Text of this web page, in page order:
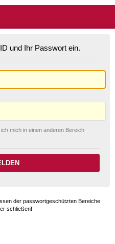
und Ihr Passwort ein.
mich in einen anderen Bereich
der passwortgeschützten Bereiche
schließen!